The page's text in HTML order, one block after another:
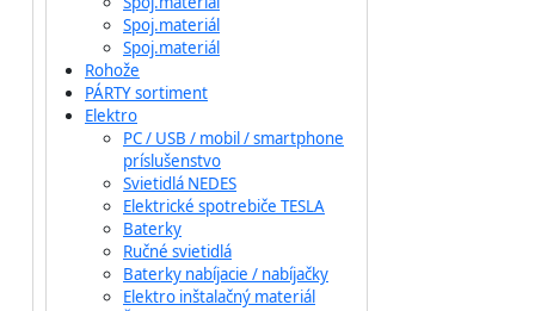
Spoj.materiál
Spoj.materiál
Rohože
PÁRTY sortiment
Elektro
PC / USB / mobil / smartphone
príslušenstvo
Svietidlá NEDES
Elektrické spotrebiče TESLA
Baterky
Ručné svietidlá
Baterky nabíjacie / nabíjačky
Elektro inštalačný materiál